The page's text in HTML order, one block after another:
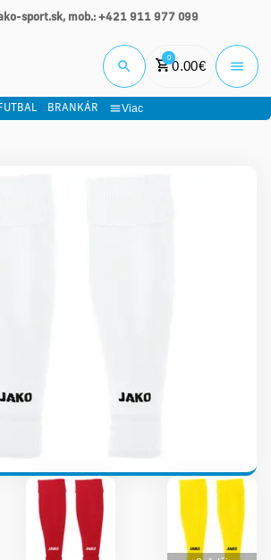
sport.sk, mob.: +421 911 977 099
0
0.00€
FUTBAL BRANKÁR Viac